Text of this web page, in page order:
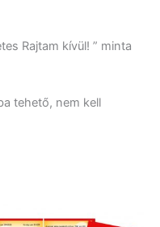
Rajtam kívül! ” minta
tehető, nem kell